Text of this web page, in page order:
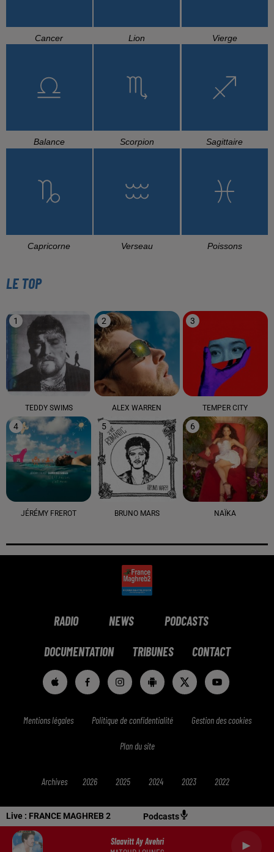
Live : FRANCE MAGHREB 2 Podcasts
Slaavitt Ay Avehri
Cancer Lion Vierge
Balance Scorpion Sagittaire
Capricorne Verseau Poissons
LE TOP
1
TEDDY SWIMS
2
ALEX WARREN
3
TEMPER CITY
4
JÉRÉMY FREROT
5
BRUNO MARS
6
NAÏKA
RADIO NEWS PODCASTS
DOCUMENTATION TRIBUNES CONTACT
Mentions légales Politique de confidentialité Gestion des cookies
Plan du site
Archives 2026 2025 2024 2023 2022